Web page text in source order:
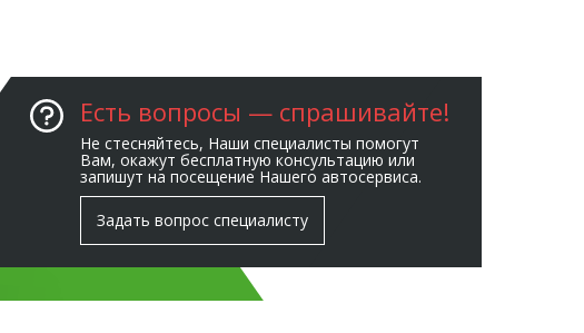
Есть вопросы — спрашивайте!
Не стесняйтесь, Наши специалисты помогут
Вам, окажут бесплатную консультацию или
запишут на посещение Нашего автосервиса.
Задать вопрос специалисту